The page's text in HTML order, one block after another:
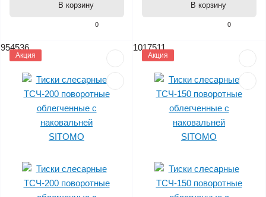
0
В корзину
0
В корзину
954536
Акция
1017511
Акция